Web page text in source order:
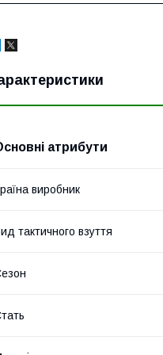
атрибути
виробник
тактичного взуття